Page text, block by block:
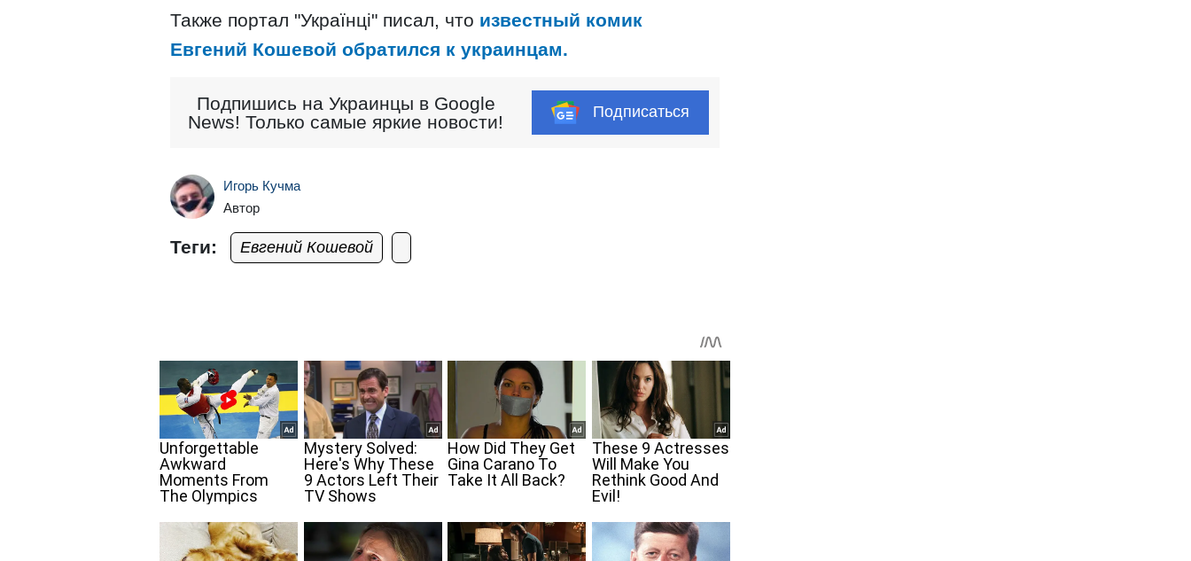
Также портал "Українці" писал, что известный комик
Евгений Кошевой обратился к украинцам.
Подпишись на Украинцы в Google
News! Только самые яркие новости!
Подписаться
Игорь Кучма
Автор
Теги: Евгений Кошевой